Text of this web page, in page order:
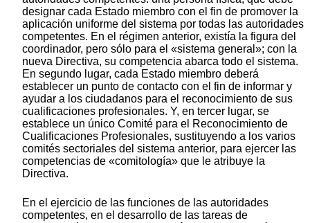
designar cada Estado miembro con el fin de promover la
aplicación uniforme del sistema por todas las autoridades
competentes. En el régimen anterior, existía la figura del
coordinador, pero sólo para el «sistema general»; con la
nueva Directiva, su competencia abarca todo el sistema.
En segundo lugar, cada Estado miembro deberá
establecer un punto de contacto con el fin de informar y
ayudar a los ciudadanos para el reconocimiento de sus
cualificaciones profesionales. Y, en tercer lugar, se
establece un único Comité para el Reconocimiento de
Cualificaciones Profesionales, sustituyendo a los varios
comités sectoriales del sistema anterior, para ejercer las
competencias de «comitología» que le atribuye la
Directiva.
En el ejercicio de las funciones de las autoridades
competentes, en el desarrollo de las tareas de